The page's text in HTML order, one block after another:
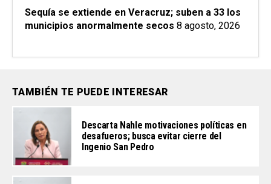
Sequía se extiende en Veracruz; suben a 33 los
municipios anormalmente secos 8 agosto, 2026
TAMBIÉN TE PUEDE INTERESAR
Descarta Nahle motivaciones políticas en
desafueros; busca evitar cierre del
Ingenio San Pedro